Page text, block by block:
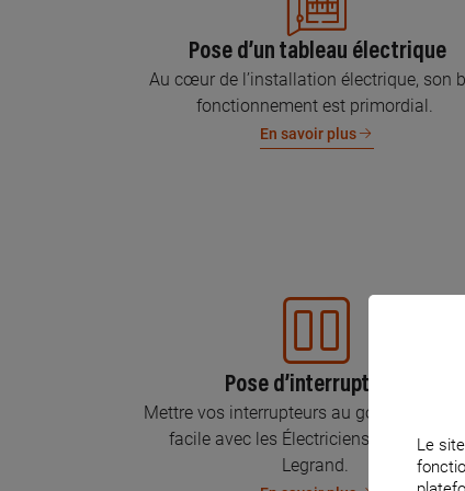
Pose d’un tableau électrique
Au cœur de l’installation électrique, son
fonctionnement est primordial.
En savoir plus
Pose d’interrupteurs
Mettre vos interrupteurs au goût du jour,
facile avec les Électriciens Certifiés par
Legrand.
Le